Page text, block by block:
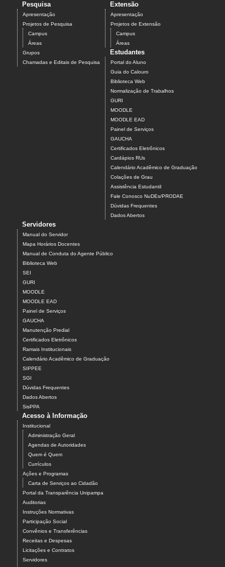
Pesquisa
Apresentação
Projetos de Pesquisa
Campus
Áreas
Grupos
Chamadas e Editais de Pesquisa
Extensão
Apresentação
Projetos de Extensão
Campus
Áreas
Estudantes
Portal do Aluno
Guia do Calouro
Biblioteca Web
Normalização de Trabalhos
GURI
MOODLE
MOODLE EAD
Painel de Serviços
GAUCHA
Certificados Eletrônicos
Cardápios RUs
Calendário Acadêmico de Graduação
Colações de Grau
Assistência Estudantil
Fale Conosco NuDEs/PRODAE
Dúvidas Frequentes
Dados Abertos
Servidores
Manual do Servidor
Mapa Horários Docentes
Manual de Conduta do Agente Público
Biblioteca Web
SEI
GURI
MOODLE
MOODLE EAD
Painel de Serviços
GAUCHA
Manutenção Predial
Certificados Eletrônicos
Ramais Institucionais
Calendário Acadêmico de Graduação
SIPPEE
SGI
Dúvidas Frequentes
Dados Abertos
SisPPA
Acesso à Informação
Institucional
Administração Geral
Agendas de Autoridades
Quem é Quem
Currículos
Ações e Programas
Carta de Serviços ao Cidadão
Portal da Transparência Unipampa
Auditorias
Instruções Normativas
Participação Social
Convênios e Transferências
Receitas e Despesas
Licitações e Contratos
Servidores